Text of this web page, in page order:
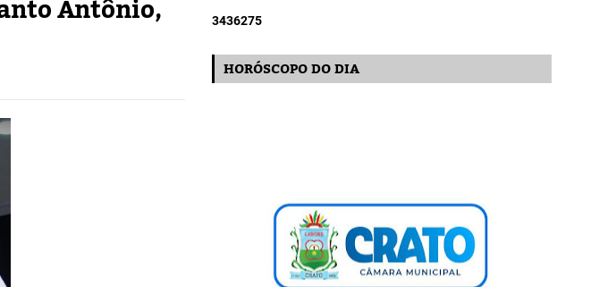
Antônio, 3436275
HORÓSCOPO DO DIA